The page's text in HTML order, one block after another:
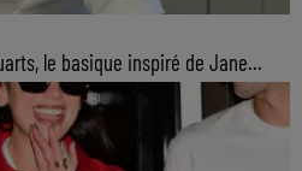
le basique inspiré de Jane...